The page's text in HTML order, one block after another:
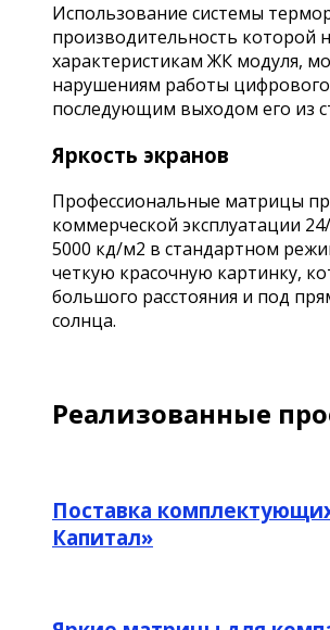
Использование системы
производительность которой
характеристикам ЖК модуля,
нарушениям работы цифрового
последующим выходом его из
Яркость экранов
Профессиональные матрицы
коммерческой эксплуатации
5000 кд/м2 в стандартном
четкую красочную картинку,
большого расстояния и под
солнца.
Реализованные
Поставка
Капитал»